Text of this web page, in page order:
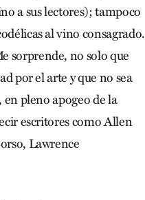
a sus lectores); tampoco
al vino consagrado.
sorprende, no solo que
por el arte y que no sea
pleno apogeo de la
escritores como Allen
Lawrence